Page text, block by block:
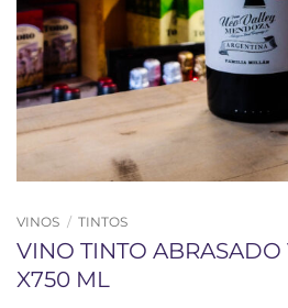
VINOS / TINTOS
VINO TINTO
X750 ML